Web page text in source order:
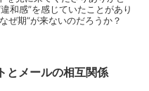
和感”を感じていたことがあり
ぜ期”が来ないのだろうか？
とメールの相互関係